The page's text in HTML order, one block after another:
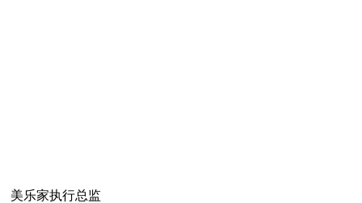
美乐家执行总监